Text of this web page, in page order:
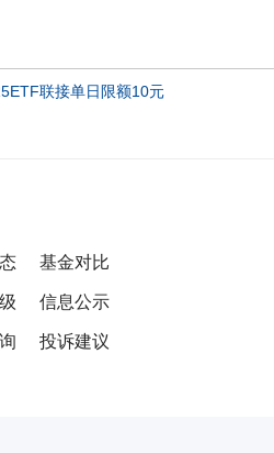
联接单日限额10元
基金对比
信息公示
投诉建议